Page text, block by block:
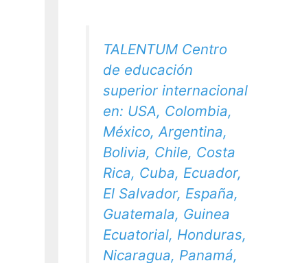
TALENTUM Centro
de educación
superior internacional
en: USA, Colombia,
México, Argentina,
Bolivia, Chile, Costa
Rica, Cuba, Ecuador,
El Salvador, España,
Guatemala, Guinea
Ecuatorial, Honduras,
Nicaragua, Panamá,